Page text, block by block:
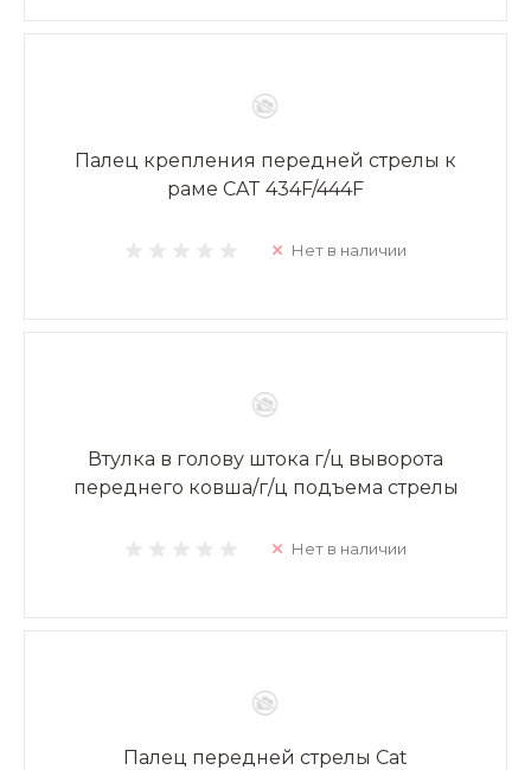
Палец крепления передней стрелы к
раме CAT 434F/444F
Нет в наличии
Втулка в голову штока г/ц выворота
переднего ковша/г/ц подъема стрелы
Нет в наличии
Палец передней стрелы Cat